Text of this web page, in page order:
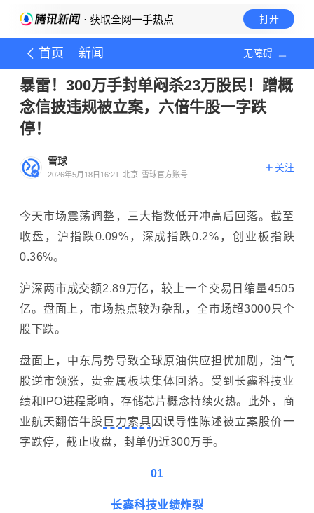
· 获取全网一手热点 打开
首页 新闻 无障碍
暴雷！300万手封单闷杀23万股民！蹭概
念信披违规被立案，六倍牛股一字跌
停！
雪球
2026年5月18日16:21 北京 雪球官方账号
关注
今天市场震荡调整，三大指数低开冲高后回落。截至
收盘，沪指跌0.09%，深成指跌0.2%，创业板指跌
0.36%。
沪深两市成交额2.89万亿，较上一个交易日缩量4505
亿。盘面上，市场热点较为杂乱，全市场超3000只个
股下跌。
盘面上， 中东局势导致全球原油供应担忧加剧，油气
股逆市领涨，贵金属板块集体回落。受到长鑫科技业
绩和IPO进程影响，存储芯片概念持续火热。此外，商
业航天翻倍牛股 巨力索具 因误导性陈述被立案股价一
字跌停，截止收盘，封单仍近300万手。
01
长鑫科技业绩炸裂